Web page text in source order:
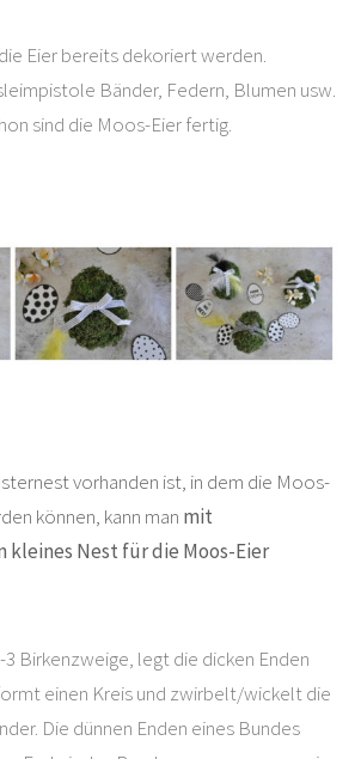
Eier bereits dekoriert werden.
Bänder, Federn, Blumen usw.
sind die Moos-Eier fertig.
vorhanden ist, in dem die Moos-
können, kann man mit
kleines Nest für die Moos-Eier
3 Birkenzweige, legt die dicken Enden
einen Kreis und zwirbelt/wickelt die
Die dünnen Enden eines Bundes